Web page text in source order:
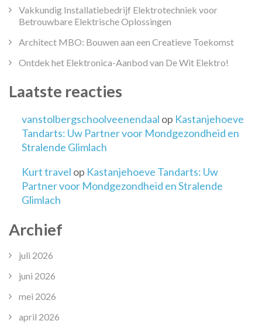
Vakkundig Installatiebedrijf Elektrotechniek voor
Betrouwbare Elektrische Oplossingen
Architect MBO: Bouwen aan een Creatieve Toekomst
Ontdek het Elektronica-Aanbod van De Wit Elektro!
Laatste reacties
vanstolbergschoolveenendaal op Kastanjehoeve
Tandarts: Uw Partner voor Mondgezondheid en
Stralende Glimlach
Kurt travel op Kastanjehoeve Tandarts: Uw
Partner voor Mondgezondheid en Stralende
Glimlach
Archief
juli 2026
juni 2026
mei 2026
april 2026